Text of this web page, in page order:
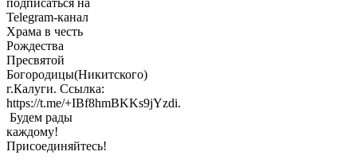
Telegram-канал
Храма в честь
Рождества
Пресвятой
Богородицы(Никитского)
г.Калуги. Ссылка:
https://t.me/+IBf8hmBKKs9jYzdi.
Будем рады
каждому!
Присоединяйтесь!